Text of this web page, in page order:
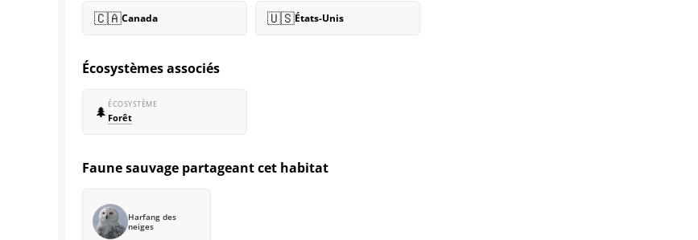
🇨🇦Canada 🇺🇸États-Unis
Écosystèmes associés
🌲 ÉCOSYSTÈME
Forêt
Faune sauvage partageant cet habitat
Harfang des
neiges